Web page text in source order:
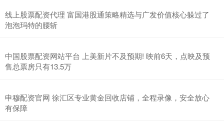
线上股票配资代理 富国港股通策略精选与广发价值核心躲过了
泡泡玛特的腰斩
中国股票配资网站平台 上美新片不及预期! 映前6天，点映及预
售总票房只有13.5万
申穆配资官网 徐汇区专业黄金回收店铺，全程录像，安全放心
有保障